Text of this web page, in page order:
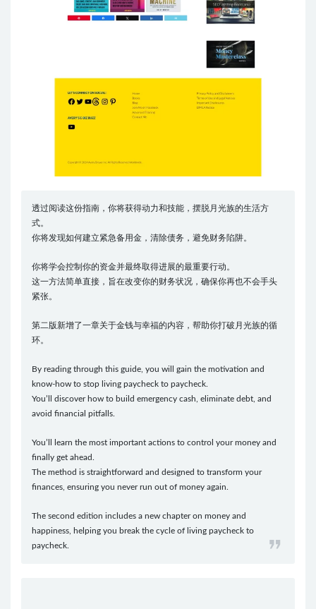
透过阅读这份指南，你将获得动力和技能，摆脱月光族的生活方
式。
你将发现如何建立紧急备用金，清除债务，避免财务陷阱。
你将学会控制你的资金并最终取得进展的最重要行动。
这一方法简单直接，旨在改变你的财务状况，确保你再也不会手头
紧张。
第二版新增了一章关于金钱与幸福的内容，帮助你打破月光族的循
环。
By reading through this guide, you will gain the motivation and
know-how to stop living paycheck to paycheck.
You’ll discover how to build emergency cash, eliminate debt, and
avoid financial pitfalls.
You’ll learn the most important actions to control your money and
finally get ahead.
The method is straightforward and designed to transform your
finances, ensuring you never run out of money again.
The second edition includes a new chapter on money and
happiness, helping you break the cycle of living paycheck to
paycheck.